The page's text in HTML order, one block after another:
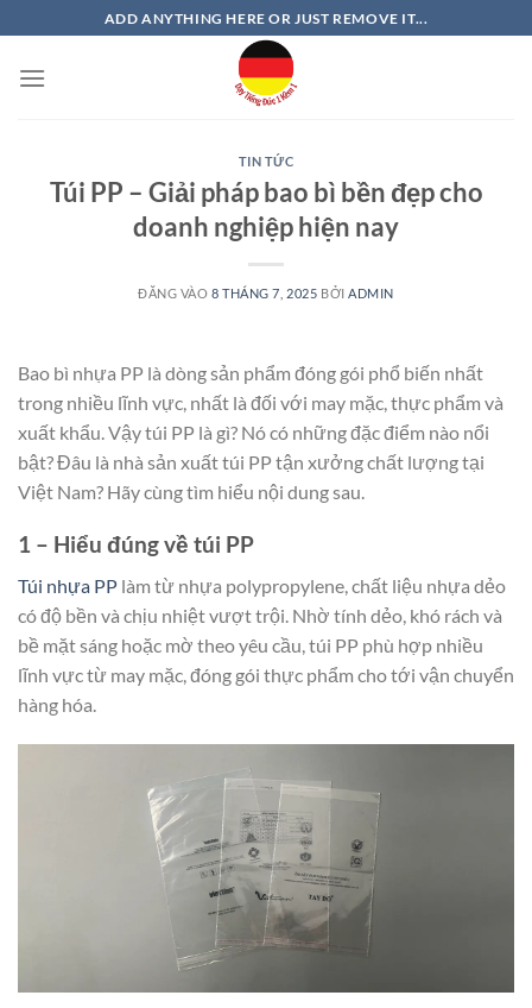
qua
nội
ADD ANYTHING HERE OR JUST REMOVE IT...
TIN TỨC
Túi PP – Giải pháp bao bì bền đẹp cho
doanh nghiệp hiện nay
ĐĂNG VÀO 8 THÁNG 7, 2025 BỞI ADMIN
Bao bì nhựa PP là dòng sản phẩm đóng gói phổ biến nhất
trong nhiều lĩnh vực, nhất là đối với may mặc, thực phẩm và
xuất khẩu. Vậy túi PP là gì? Nó có những đặc điểm nào nổi
bật? Đâu là nhà sản xuất túi PP tận xưởng chất lượng tại
Việt Nam? Hãy cùng tìm hiểu nội dung sau.
1 – Hiểu đúng về túi PP
Túi nhựa PP làm từ nhựa polypropylene, chất liệu nhựa dẻo
có độ bền và chịu nhiệt vượt trội. Nhờ tính dẻo, khó rách và
bề mặt sáng hoặc mờ theo yêu cầu, túi PP phù hợp nhiều
lĩnh vực từ may mặc, đóng gói thực phẩm cho tới vận chuyển
hàng hóa.